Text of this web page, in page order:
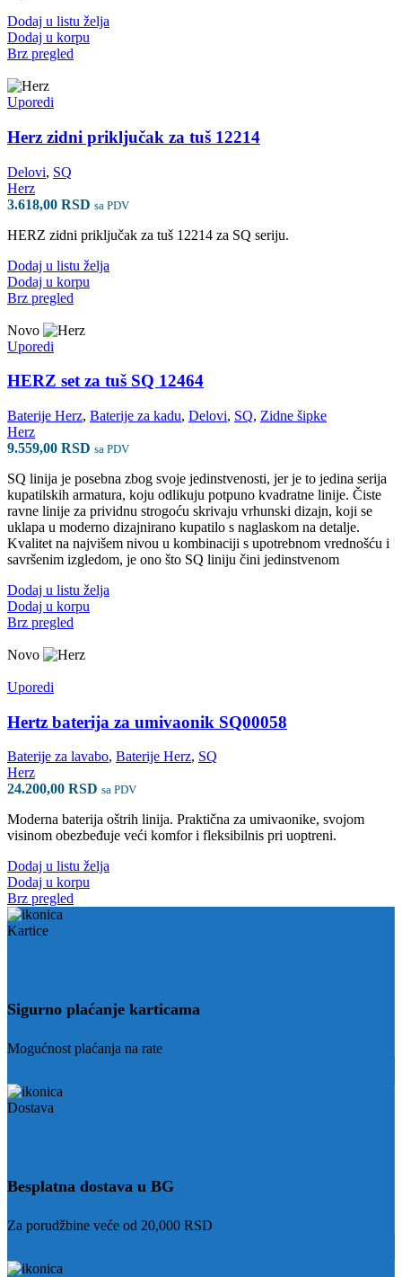
Dodaj u listu želja
Dodaj u korpu
Brz pregled
Uporedi
Herz zidni priključak za tuš 12214
Delovi, SQ
Herz
3.618,00 RSD sa PDV
HERZ zidni priključak za tuš 12214 za SQ seriju.
Dodaj u listu želja
Dodaj u korpu
Brz pregled
Novo
Uporedi
HERZ set za tuš SQ 12464
Baterije Herz, Baterije za kadu, Delovi, SQ, Zidne šipke
Herz
9.559,00 RSD sa PDV
SQ linija je posebna zbog svoje jedinstvenosti, jer je to jedina serija
kupatilskih armatura, koju odlikuju potpuno kvadratne linije. Čiste
ravne linije za prividnu strogoću skrivaju vrhunski dizajn, koji se
uklapa u moderno dizajnirano kupatilo s naglaskom na detalje.
Kvalitet na najvišem nivou u kombinaciji s upotrebnom vrednošću i
savršenim izgledom, je ono što SQ liniju čini jedinstvenom
Dodaj u listu želja
Dodaj u korpu
Brz pregled
Novo
Uporedi
Hertz baterija za umivaonik SQ00058
Baterije za lavabo, Baterije Herz, SQ
Herz
24.200,00 RSD sa PDV
Moderna baterija oštrih linija. Praktična za umivaonike, svojom
visinom obezbeđuje veći komfor i fleksibilnis pri uoptreni.
Dodaj u listu želja
Dodaj u korpu
Brz pregled
Sigurno plaćanje karticama
Mogućnost plaćanja na rate
Besplatna dostava u BG
Za porudžbine veće od 20,000 RSD